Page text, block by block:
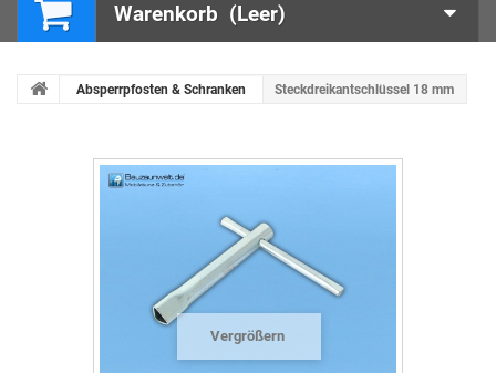
Warenkorb (Leer)
Absperrpfosten & Schranken Steckdreikantschlüssel 18 mm
Vergrößern